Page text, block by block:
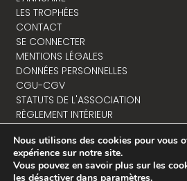
LES TROPHÉES
CONTACT
SE CONNECTER
MENTIONS LÉGALES
DONNÉES PERSONNELLES
CGU-CGV
STATUTS DE L'ASSOCIATION
RÈGLEMENT INTÉRIEUR
NOUS CONTACTER
Nous utilisons des cookies pour vous
expérience sur notre site.
Vous pouvez en savoir plus sur les
les désactiver dans paramètres.